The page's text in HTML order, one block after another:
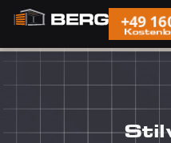
+49